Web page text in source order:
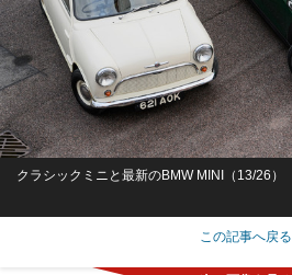
クラシックミニと最新のBMW MINI（13/26）
この記事へ戻る